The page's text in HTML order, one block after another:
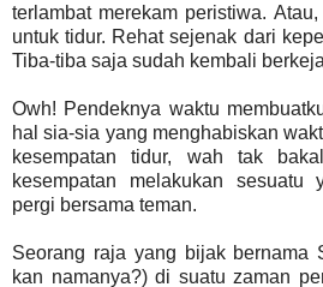
terlambat merekam peristiwa.
untuk tidur. Rehat sejenak dari
Tiba-tiba saja sudah kembali
Owh! Pendeknya waktu
hal sia-sia yang menghabiskan
kesempatan tidur, wah tak
kesempatan melakukan sesuatu
pergi bersama teman.
Seorang raja yang bijak bernama
kan namanya?) di suatu zaman